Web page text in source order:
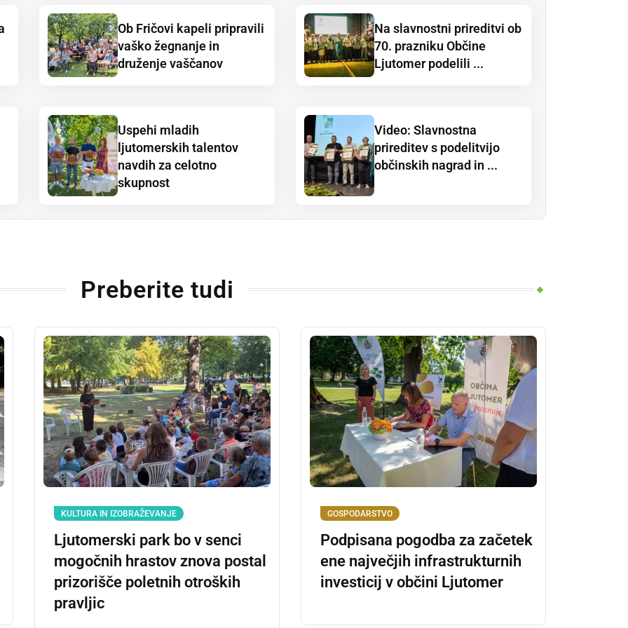
Ob Fričovi kapeli pripravili
vaško žegnanje in
druženje vaščanov
Na slavnostni prireditvi ob
70. prazniku Občine
Ljutomer podelili ...
Uspehi mladih
ljutomerskih talentov
navdih za celotno
skupnost
Video: Slavnostna
prireditev s podelitvijo
občinskih nagrad in ...
Preberite tudi
KULTURA IN IZOBRAŽEVANJE
Ljutomerski park bo v senci
mogočnih hrastov znova postal
prizorišče poletnih otroških
pravljic
GOSPODARSTVO
Podpisana pogodba za začetek
ene največjih infrastrukturnih
investicij v občini Ljutomer